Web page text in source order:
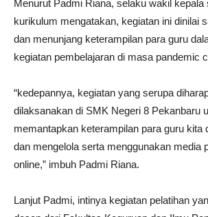
Menurut Padmi Riana, selaku wakil kepala
kurikulum mengatakan, kegiatan ini dinilai
dan menunjang keterampilan para guru
kegiatan pembelajaran di masa pandemic
“kedepannya, kegiatan yang serupa
dilaksanakan di SMK Negeri 8 Pekanbaru
memantapkan keterampilan para guru kita
dan mengelola serta menggunakan media
online,” imbuh Padmi Riana.
Lanjut Padmi, intinya kegiatan pelatihan